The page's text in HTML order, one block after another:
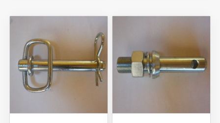
(25x220
mm)
2)